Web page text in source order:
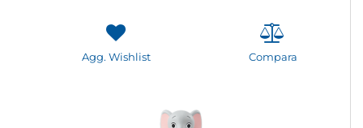
Agg. Wishlist Compara